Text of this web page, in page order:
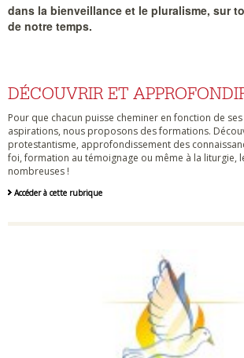
dans la bienveillance et le pluralisme, sur
de notre temps.
DÉCOUVRIR ET
Pour que chacun puisse cheminer en fonction de
aspirations, nous proposons des formations.
protestantisme, approfondissement des
foi, formation au témoignage ou même à la liturgie,
nombreuses !
Accéder à cette rubrique